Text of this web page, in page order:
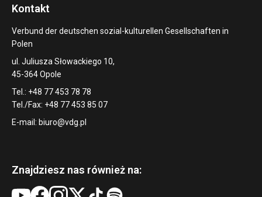
Kontakt
Verbund der deutschen sozial-kulturellen Gesellschaften in
Polen
ul. Juliusza Słowackiego 10,
45-364 Opole
Tel.: +48 77 453 78 78
Tel./Fax: +48 77 453 85 07
E-mail: biuro@vdg.pl
Znajdziesz nas również na: